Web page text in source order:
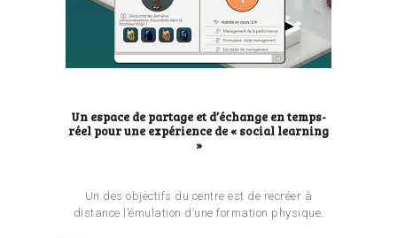
Un espace de partage et d’échange en temps-
réel pour une expérience de « social learning
»
Un des objectifs du centre est de recréer à
distance l’émulation d’une formation physique.